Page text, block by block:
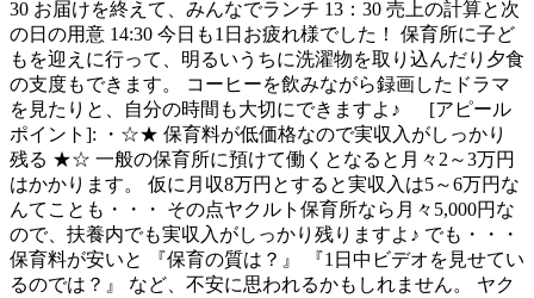
30 お届けを終えて、みんなでランチ 13：30 売上の計算と次
の日の用意 14:30 今日も1日お疲れ様でした！ 保育所に子ど
もを迎えに行って、明るいうちに洗濯物を取り込んだり夕食
の支度もできます。 コーヒーを飲みながら録画したドラマ
を見たりと、自分の時間も大切にできますよ♪ [アピール
ポイント]: ・☆★ 保育料が低価格なので実収入がしっかり
残る ★☆ 一般の保育所に預けて働くとなると月々2～3万円
はかかります。 仮に月収8万円とすると実収入は5～6万円な
んてことも・・・ その点ヤクルト保育所なら月々5,000円な
ので、扶養内でも実収入がしっかり残りますよ♪ でも・・・
保育料が安いと 『保育の質は？』 『1日中ビデオを見せてい
るのでは？』 など、不安に思われるかもしれません。 ヤク